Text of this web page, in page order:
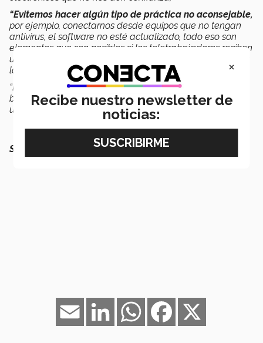
“Evitemos hacer algún tipo de práctica no aconsejable,
por ejemplo, conectarnos desde equipos que no tengan
antivirus, el software no esté actualizado, todo eso son
elementos que son posibles si los teletrabajadores reciben
una suficiente guía de buenas prácticas para que nuestra
labor dentro de la empresa en remoto sea segura”.
“Es importante tomar en cuenta estas recomendaciones
básicas en materia de ciberseguridad de manera
urgente”, concluyó.
SEGURO QUERRÁS LEER:
Facebook
WhatsApp
LinkedIn
Email
×
Recibe nuestro newsletter de
noticias: